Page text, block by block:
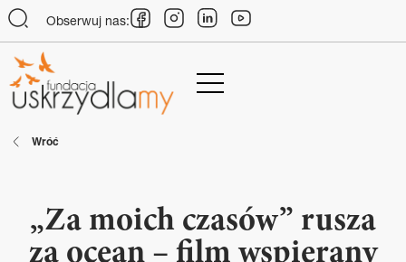
Obserwuj nas:
Wróć
„Za moich czasów” rusza
za ocean – film wspierany